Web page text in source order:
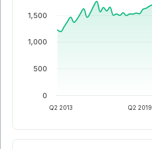
Q2 2013 Q2 2019
0
500
1,000
1,500